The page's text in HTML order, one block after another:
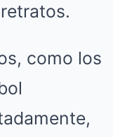
como los